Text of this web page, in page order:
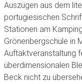
Auszügen aus dem
portugiesischen
Stationen am
Grönenbergschule in
Auftaktveranstaltung
überdimensionalen
Beck nicht zu